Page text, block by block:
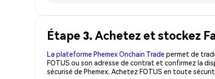
Étape 3. Achetez et stockez
La plateforme Phemex Onchain Trade permet de
FOTUS ou son adresse de contrat et confirmez la
sécurisé de Phemex. Achetez FOTUS en toute